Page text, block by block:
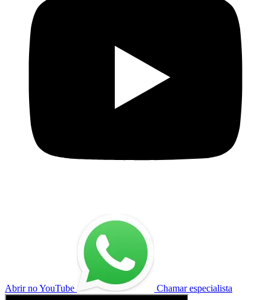
Abrir no YouTube Chamar especialista